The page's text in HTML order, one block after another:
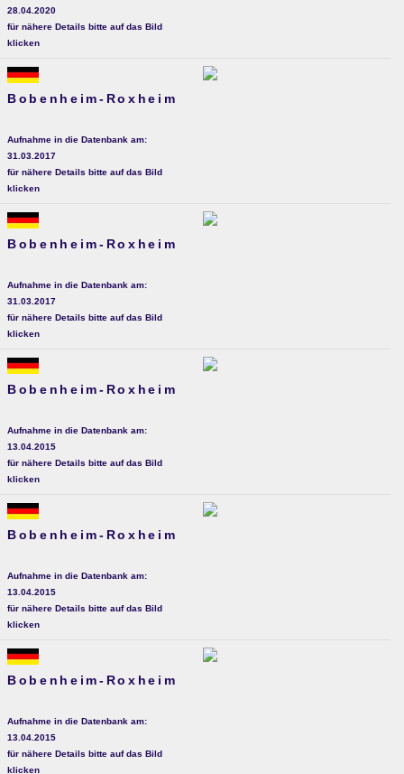
28.04.2020
für nähere Details bitte auf das Bild
klicken
Bobenheim-Roxheim
Aufnahme in die Datenbank am:
31.03.2017
für nähere Details bitte auf das Bild
klicken
Bobenheim-Roxheim
Aufnahme in die Datenbank am:
31.03.2017
für nähere Details bitte auf das Bild
klicken
Bobenheim-Roxheim
Aufnahme in die Datenbank am:
13.04.2015
für nähere Details bitte auf das Bild
klicken
Bobenheim-Roxheim
Aufnahme in die Datenbank am:
13.04.2015
für nähere Details bitte auf das Bild
klicken
Bobenheim-Roxheim
Aufnahme in die Datenbank am:
13.04.2015
für nähere Details bitte auf das Bild
klicken